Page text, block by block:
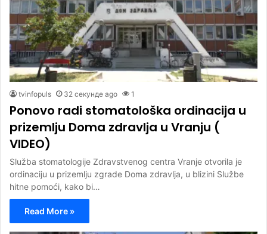
tvinfopuls 32 секунде ago 1
Ponovo radi stomatološka ordinacija u
prizemlju Doma zdravlja u Vranju (
VIDEO)
Služba stomatologije Zdravstvenog centra Vranje otvorila je
ordinaciju u prizemlju zgrade Doma zdravlja, u blizini Službe
hitne pomoći, kako bi…
Read More »